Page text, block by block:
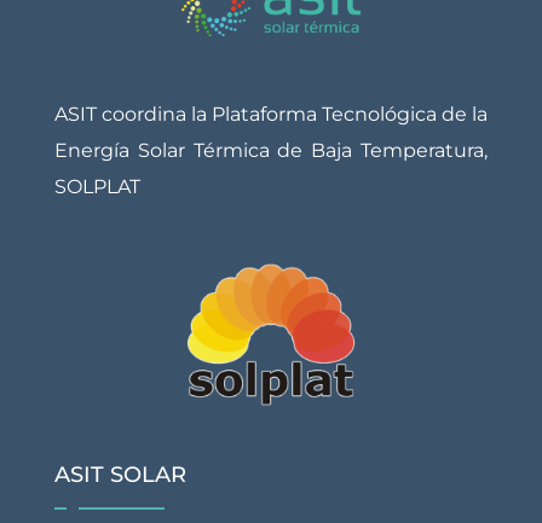
ASIT coordina la Plataforma Tecnológica de la
Energía Solar Térmica de Baja Temperatura,
SOLPLAT
ASIT SOLAR